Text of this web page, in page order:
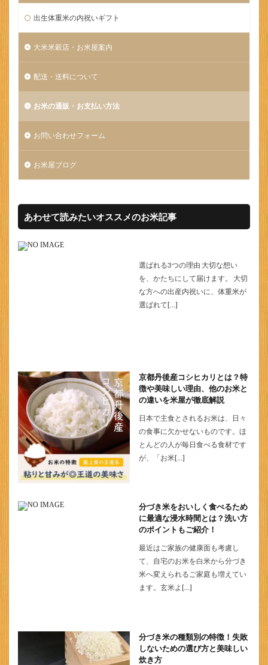
出生体重米の内祝いギフト
大米米穀店・お米屋案内
配送・送料について
お米の通販・お支払い方法
お問い合わせフォーム
お米屋ブログ
あわせて読みたいオススメのお米記事
選ばれる3つの理由 大切な想い
を、かたちにして届けます。 大切
な方への出産内祝いに、体重米が
選ばれて[…]
京都丹後産コシヒカリとは？特
徴や美味しい理由、他のお米と
の違いを米屋が徹底解説
日本で主食とされるお米は、日々
の食事に欠かせないものです。ほ
とんどの人が毎日食べる食材です
が、「お米[…]
分づき米をおいしく食べるため
に最適な浸水時間とは？洗い方
のポイントもご紹介！
最近はご家族の健康面も考慮し
て、自宅のお米を白米から分づき
米へ変えられるご家庭も増えてい
ます。玄米よ[…]
分づき米の種類別の特徴！失敗
しないための選び方と美味しい
炊き方